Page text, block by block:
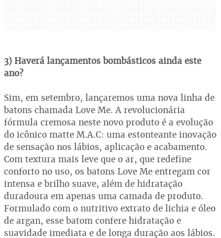
3) Haverá lançamentos bombásticos ainda este
ano?
Sim, em setembro, lançaremos uma nova linha de
batons chamada Love Me. A revolucionária
fórmula cremosa neste novo produto é a evolução
do icônico matte M.A.C: uma estonteante inovação
de sensação nos lábios, aplicação e acabamento.
Com textura mais leve que o ar, que redefine
conforto no uso, os batons Love Me entregam cor
intensa e brilho suave, além de hidratação
duradoura em apenas uma camada de produto.
Formulado com o nutritivo extrato de lichia e óleo
de argan, esse batom confere hidratação e
suavidade imediata e de longa duração aos lábios.